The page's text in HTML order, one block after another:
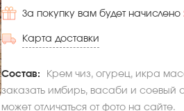
За покупку вам будет начислено
Карта доставки
Состав:
Крем чиз, огурец, икра
заказать имбирь, васаби и соевый
может отличаться от фото на сайте.